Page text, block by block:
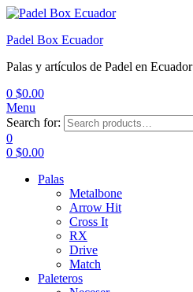
Padel Box Ecuador
Palas y artículos de Padel en Ecuador
0 $0.00
Menu
Search for:
0
0 $0.00
Palas
Metalbone
Arrow Hit
Cross It
RX
Drive
Match
Paleteros